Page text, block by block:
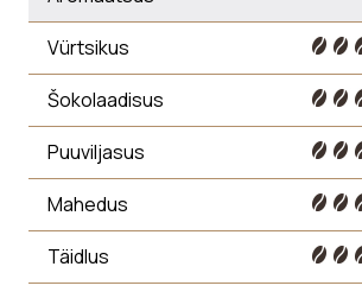
Vürtsikus
Šokolaadisus
Puuviljasus
Mahedus
Täidlus